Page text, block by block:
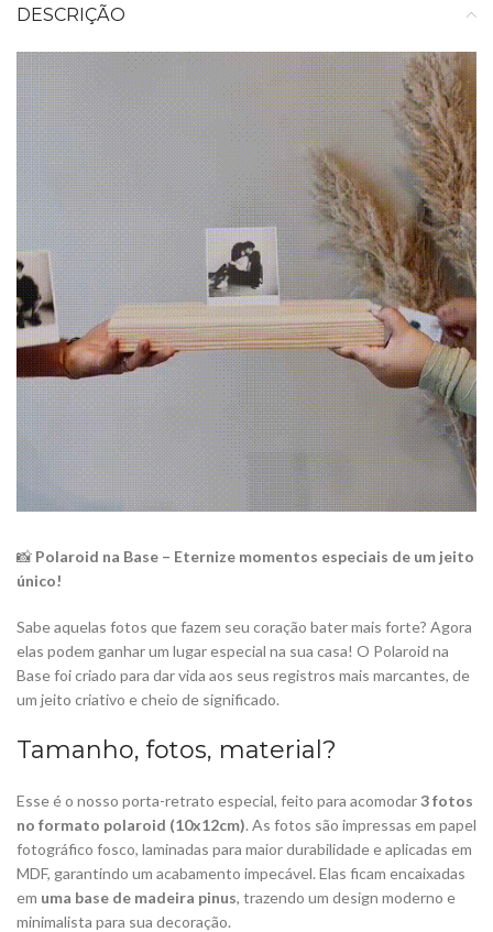
DESCRIÇÃO
📸 Polaroid na Base – Eternize momentos especiais de um jeito
único!
Sabe aquelas fotos que fazem seu coração bater mais forte? Agora
elas podem ganhar um lugar especial na sua casa! O Polaroid na
Base foi criado para dar vida aos seus registros mais marcantes, de
um jeito criativo e cheio de significado.
Tamanho, fotos, material?
Esse é o nosso porta-retrato especial, feito para acomodar3 fotos
no formato polaroid (10x12cm). As fotos são impressas em papel
fotográfico fosco, laminadas para maior durabilidade e aplicadas em
MDF, garantindo um acabamento impecável. Elas ficam encaixadas
em uma base de madeira pinus, trazendo um design moderno e
minimalista para sua decoração.